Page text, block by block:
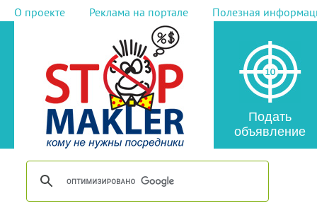
О проекте Реклама на портале Полезная
Подать
объявление